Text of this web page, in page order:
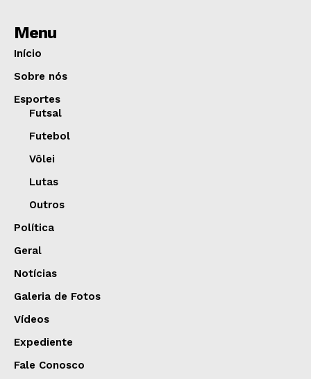
Menu
Início
Sobre nós
Esportes
Futsal
Futebol
Vôlei
Lutas
Outros
Política
Geral
Notícias
Galeria de Fotos
Vídeos
Expediente
Fale Conosco